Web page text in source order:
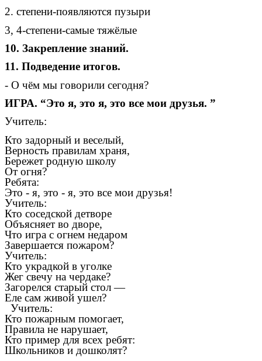
2. степени-появляются пузыри
3, 4-степени-самые тяжёлые
10. Закрепление знаний.
11. Подведение итогов.
- О чём мы говорили сегодня?
ИГРА. “Это я, это я, это все мои друзья. ”
Учитель:
Кто задорный и веселый,
Верность правилам храня,
Бережет родную школу
От огня?
Ребята:
Это - я, это - я, это все мои друзья!
Учитель:
Кто соседской детворе
Объясняет во дворе,
Что игра с огнем недаром
Завершается пожаром?
Учитель:
Кто украдкой в уголке
Жег свечу на чердаке?
Загорелся старый стол —
Еле сам живой ушел?
Учитель:
Кто пожарным помогает,
Правила не нарушает,
Кто пример для всех ребят:
Школьников и дошколят?